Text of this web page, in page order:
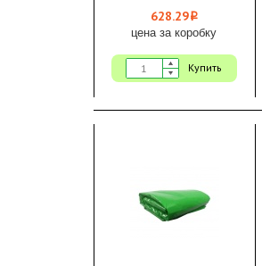
628.29i
цена за коробку
Купить